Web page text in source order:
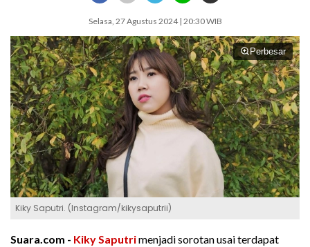
Selasa, 27 Agustus 2024 | 20:30 WIB
Perbesar
Kiky Saputri. (Instagram/kikysaputrii)
Suara.com - Kiky Saputrimenjadi sorotan usai terdapat